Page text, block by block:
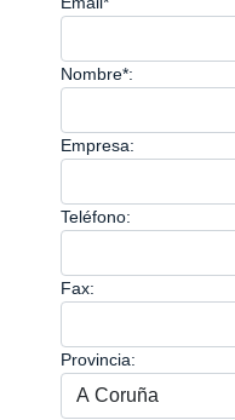
Nombre*:
Empresa:
Teléfono:
Fax:
Provincia: